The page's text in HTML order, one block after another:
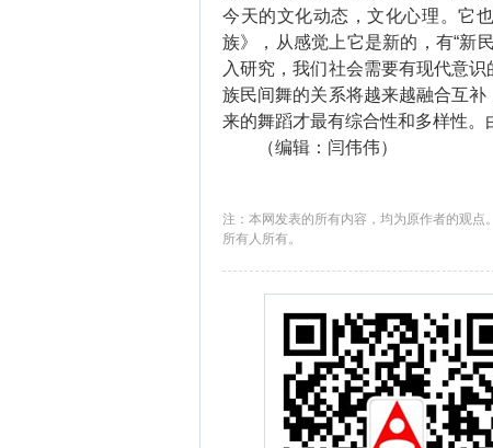
今天的文化动态，文化心理。它
族》，从感觉上它是新的，有“新
入研究，我们社会需要有现代意
族民间舞的关系将越来越融合互
来的舞蹈才最有综合性和多样性。
（编辑：闫伟伟）
注：本网发表的所有内容，均为原作者的观
所有人所有。